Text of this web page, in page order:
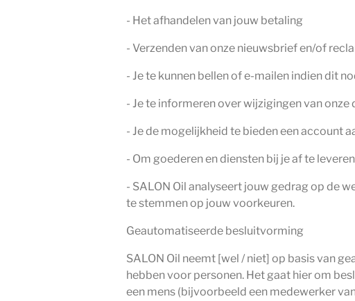
- Het afhandelen van jouw betaling
- Verzenden van onze nieuwsbrief en/of
- Je te kunnen bellen of e-mailen indien dit
- Je te informeren over wijzigingen van
- Je de mogelijkheid te bieden een account
- Om goederen en diensten bij je af te leveren
- SALON Oil analyseert jouw gedrag op de
te stemmen op jouw voorkeuren.
Geautomatiseerde besluitvorming
SALON Oil neemt [wel / niet] op basis van
hebben voor personen. Het gaat hier om
een mens (bijvoorbeeld een medewerker